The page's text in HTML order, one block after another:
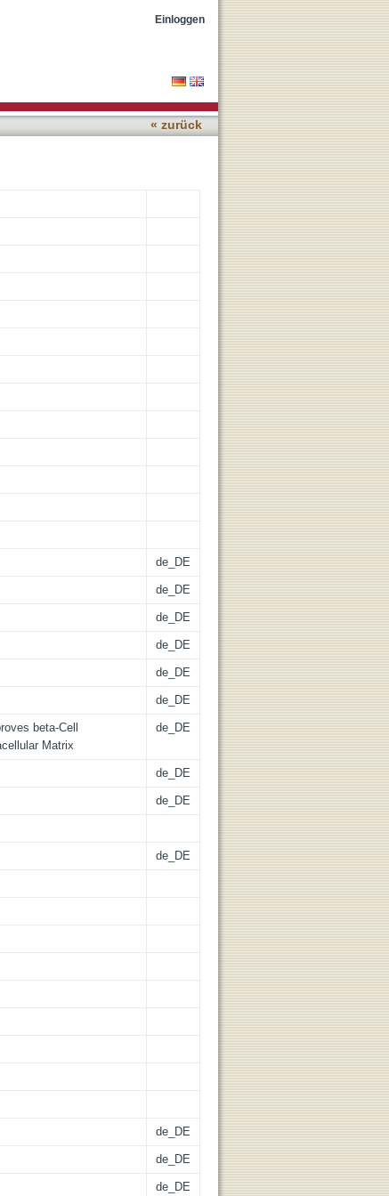
Rescues Pancreatic
Einloggen
« zurück
de_DE
de_DE
de_DE
de_DE
de_DE
de_DE
beta-Cell
Matrix
de_DE
de_DE
de_DE
de_DE
de_DE
de_DE
de_DE